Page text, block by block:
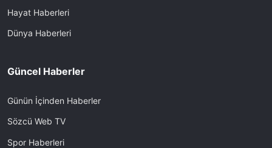
Hayat Haberleri
Dünya Haberleri
Güncel Haberler
Günün İçinden Haberler
Sözcü Web TV
Spor Haberleri